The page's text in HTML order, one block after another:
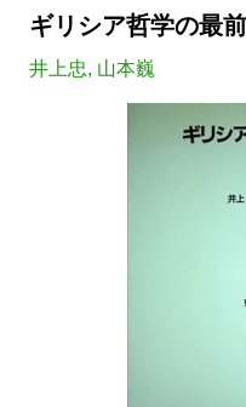
ギリシア哲学の最
井上忠, 山本巍